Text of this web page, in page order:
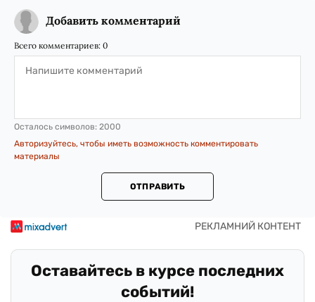
Добавить комментарий
Всего комментариев: 0
Осталось символов: 2000
Авторизуйтесь, чтобы иметь возможность комментировать
материалы
ОТПРАВИТЬ
Оставайтесь в курсе последних
событий!